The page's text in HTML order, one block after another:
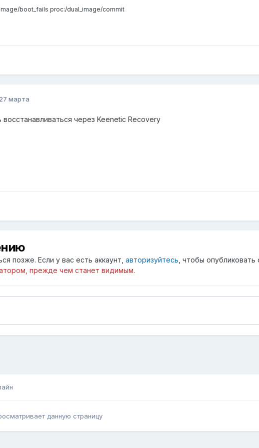
boot_fails proc:/dual_image/commit
27 марта
через Keenetic Recovery
позже. Если у вас есть аккаунт, авторизуйтесь , чтобы
прежде чем станет видимым.
данную страницу